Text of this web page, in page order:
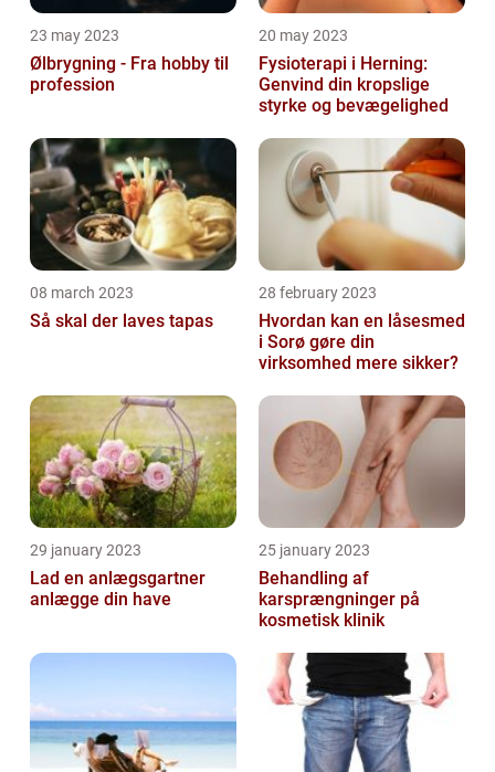
23 may 2023
Ølbrygning - Fra hobby til
profession
20 may 2023
Fysioterapi i Herning:
Genvind din kropslige
styrke og bevægelighed
08 march 2023
Så skal der laves tapas
28 february 2023
Hvordan kan en låsesmed
i Sorø gøre din
virksomhed mere sikker?
29 january 2023
Lad en anlægsgartner
anlægge din have
25 january 2023
Behandling af
karsprængninger på
kosmetisk klinik